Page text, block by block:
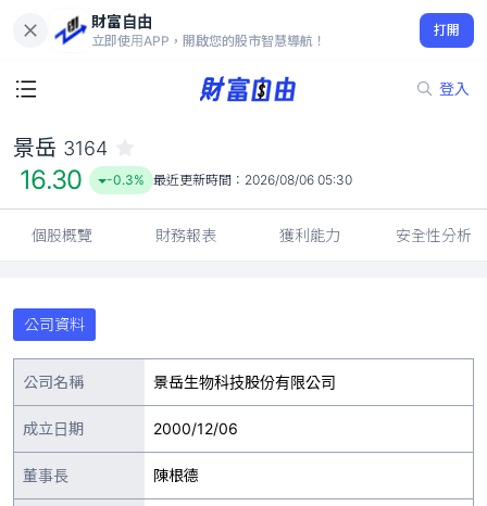
財富自由
立即使用APP，開啟您的股市智慧導航！
打開
登入
16.30
-0.3%
景岳 3164
16.30 -0.3% 最近更新時間： 2026/08/06 05:30
個股概覽 財務報表 獲利能力 安全性分析
公司資料
公司名稱 景岳生物科技股份有限公司
成立日期 2000/12/06
董事長 陳根德